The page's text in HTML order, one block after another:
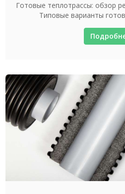
Готовые теплотрассы: обзор
Типовые варианты